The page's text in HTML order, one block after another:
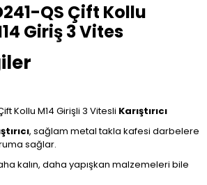
QS Çift Kollu
Giriş 3 Vites
Kollu M14 Girişli 3 Vitesli Karıştırıcı
, sağlam metal takla kafesi darbelere
sağlar.
kalın, daha yapışkan malzemeleri bile